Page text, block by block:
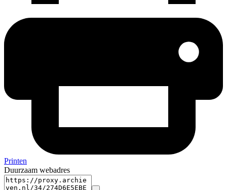
Printen
Duurzaam webadres